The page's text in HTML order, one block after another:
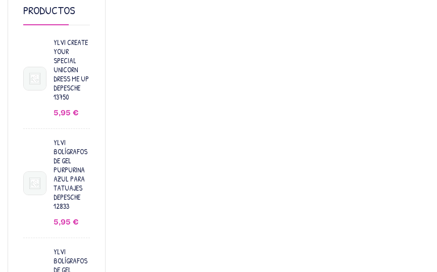
PRODUCTOS
YLVI CREATE
YOUR
SPECIAL
UNICORN
DRESS ME UP
DEPESCHE
13750
5,95€
YLVI
BOLÍGRAFOS
DE GEL
PURPURINA
AZUL PARA
TATUAJES
DEPESCHE
12833
5,95€
YLVI
BOLÍGRAFOS
DE GEL